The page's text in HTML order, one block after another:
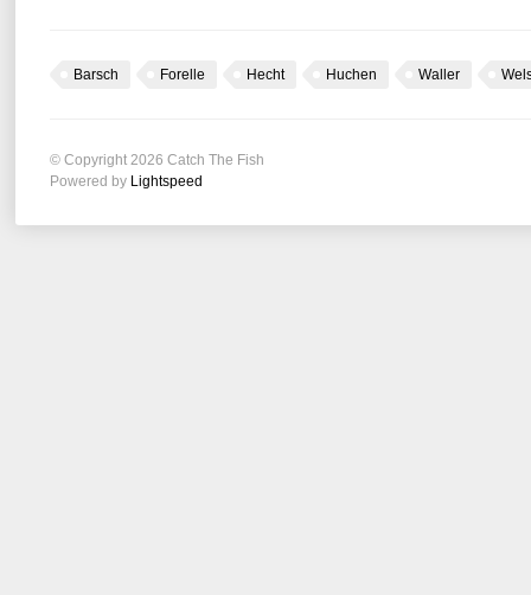
Barsch Forelle Hecht Huchen Waller
© Copyright 2026 Catch The Fish
Powered by Lightspeed